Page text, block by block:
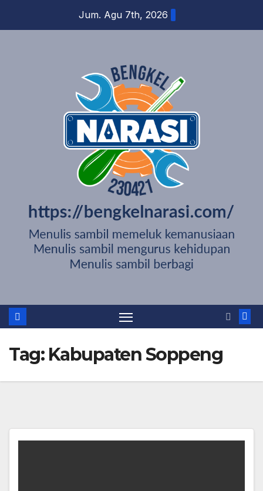
Jum. Agu 7th, 2026
Tag: Kabupaten Soppeng